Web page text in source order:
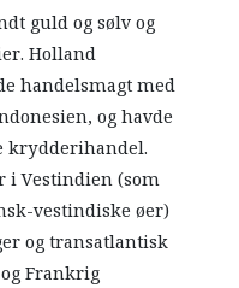
guld og sølv og
Holland
handelsmagt med
og havde
krydderihandel.
i Vestindien (som
vestindiske øer)
og transatlantisk
Frankrig